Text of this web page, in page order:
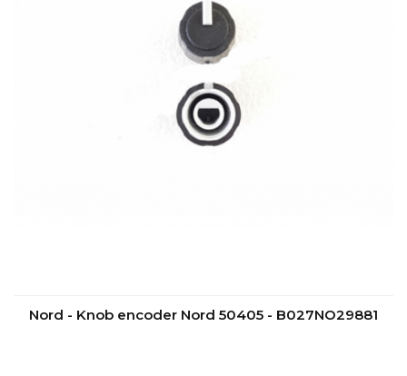
Nord - Knob encoder Nord 50405 - B027NO29881